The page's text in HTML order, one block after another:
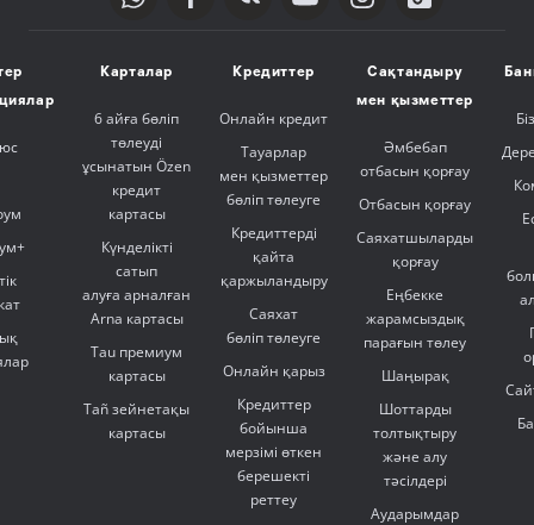
Карталар
6 айға бөліп
төлеуді
ұсынатын Özen
кредит
картасы
Күнделікті
сатып
алуға арналған
Arna картасы
Tau премиум
картасы
Tañ зейнетақы
картасы
Кредиттер
Онлайн кредит
Тауарлар
мен қызметтер
бөліп төлеуге
Кредиттерді
қайта
қаржыландыру
Саяхат
бөліп төлеуге
Онлайн қарыз
Кредиттер
бойынша
мерзімі өткен
берешекті
реттеу
Сақтандыру
мен қызметтер
Әмбебап
отбасын қорғау
Отбасын қорғау
Саяхатшыларды
қорғау
Еңбекке
жарамсыздық
парағын төлеу
Шаңырақ
Шоттарды
толтықтыру
және алу
тәсілдері
Аударымдар